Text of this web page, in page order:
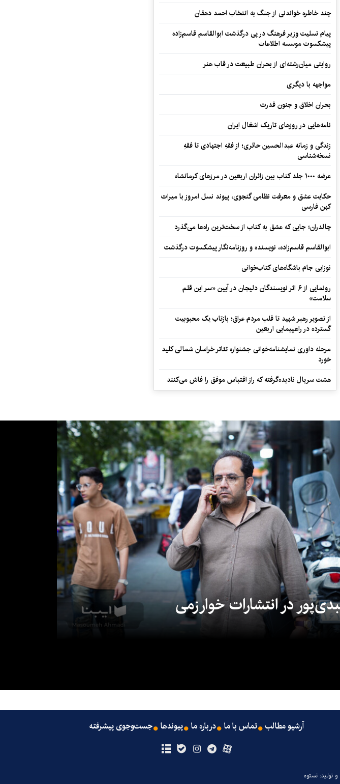
چند خاطره خواندنی از جنگ به انتخاب احمد دهقان
پیام تسلیت وزیر فرهنگ در پی درگذشت ابوالقاسم قاسم‌زاده
پیشکسوت موسسه اطلاعات
روایتی میان‌رشته‌ای از بحران طبیعت در قاب هنر
مواجهه با دیگری
بحران اخلاق و جنون قدرت
نامه‌هایی در روزهای تاریک اشغال ایران
زندگی و زمانه عبدالحسین حائری؛ از فقهِ اجتهادی تا فقهِ
نسخه‌شناسی
عرضه ۱۰۰۰ جلد کتاب بین زائران اربعین در مرزهای کرمانشاه
حکایت عشق و معرفت نظامی گنجوی، پیوند نسل امروز با میراث
کهن فارسی
چالدران؛ جایی که عشق به کتاب از سخت‌ترین راه‌ها می‌گذرد
ابوالقاسم قاسم‌زاده، نویسنده و روزنامه‌نگار پیشکسوت درگذشت
نوزایی جام باشگاه‌های کتاب‌خوانی
رونمایی از ۶ اثر نویسندگان دلیجان در آیین «سر این قلم
سلامت»
از تصویر رهبر شهید تا قلب مردم عراق؛ بازتاب یک محبوبیت
گسترده در راهپیمایی اربعین
مرحله داوری نمایشنامه‌خوانی جشنواره تئاتر خراسان شمالی کلید
خورد
هشت سریال نادیده‌گرفته که راز اقتباس موفق را فاش می‌کنند
در انتشارات خوارزمی
آرشیو مطالب تماس با ما درباره ما پیوندها جست‌وجوی پیشرفته
تولید: نستوه